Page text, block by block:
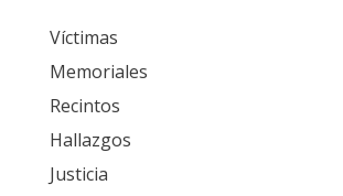
Víctimas
Memoriales
Recintos
Hallazgos
Justicia